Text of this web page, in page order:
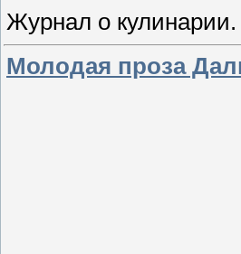
Журнал о
Молодая проза